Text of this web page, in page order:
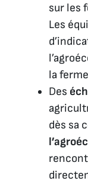
sur les
Les
la
Des
dès sa